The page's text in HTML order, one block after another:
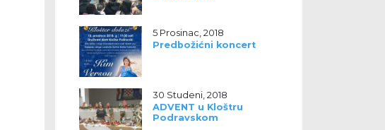
5 Prosinac, 2018
Predbožićni koncert
30 Studeni, 2018
ADVENT u Kloštru
Podravskom